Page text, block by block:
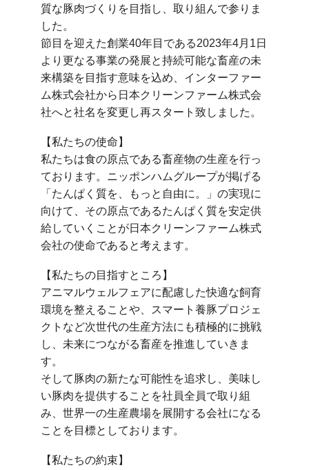
質な豚肉づくりを目指し、取り組んで参りま
した。
節目を迎えた創業40年目である2023年4月1日
より更なる事業の発展と持続可能な畜産の未
来構築を目指す意味を込め、インターファー
ム株式会社から日本クリーンファーム株式会
社へと社名を変更し再スタート致しました。
【私たちの使命】
私たちは食の原点である畜産物の生産を行っ
ております。ニッポンハムグループが掲げる
「たんぱく質を、もっと自由に。」の実現に
向けて、その原点であるたんぱく質を安定供
給していくことが日本クリーンファーム株式
会社の使命であると考えます。
【私たちの目指すところ】
アニマルウェルフェアに配慮した快適な飼育
環境を整えることや、スマート養豚プロジェ
クトなど次世代の生産方法にも積極的に挑戦
し、未来につながる畜産を推進していきま
す。
そして豚肉の新たな可能性を追求し、美味し
い豚肉を提供することを社員全員で取り組
み、世界一の生産農場を展開する会社になる
ことを目標としております。
【私たちの約束】